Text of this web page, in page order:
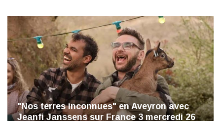
"Nos terres inconnues" en Aveyron avec
Jeanfi Janssens sur France 3 mercredi 26